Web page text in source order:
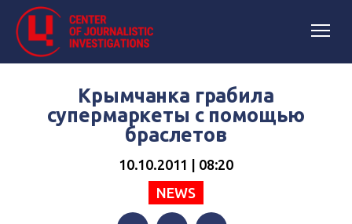
Крымчанка грабила
супермаркеты с помощью
браслетов
10.10.2011 | 08:20
NEWS